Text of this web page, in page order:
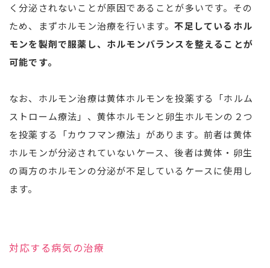
く分泌されないことが原因であることが多いです。その
ため、まずホルモン治療を行います。不足しているホル
モンを製剤で服薬し、ホルモンバランスを整えることが
可能です。
なお、ホルモン治療は黄体ホルモンを投薬する「ホルム
ストローム療法」、黄体ホルモンと卵生ホルモンの２つ
を投薬する「カウフマン療法」があります。前者は黄体
ホルモンが分泌されていないケース、後者は黄体・卵生
の両方のホルモンの分泌が不足しているケースに使用し
ます。
対応する病気の治療